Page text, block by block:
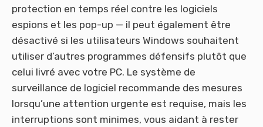
protection en temps réel contre les logiciels
espions et les pop-up — il peut également être
désactivé si les utilisateurs Windows souhaitent
utiliser d’autres programmes défensifs plutôt que
celui livré avec votre PC. Le système de
surveillance de logiciel recommande des mesures
lorsqu’une attention urgente est requise, mais les
interruptions sont minimes, vous aidant à rester